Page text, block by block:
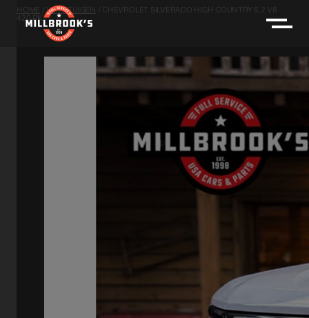
HOME /VOERTUIGEN / CHEVROLET SILVERADO HIGH COUNTRY 6.2 V8
420 PK,